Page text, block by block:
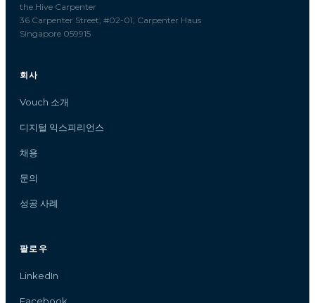
the Hive Carpenter
36 Carpenter Street, #02-01, Carpenter Haus
Singapore 059915
회사
Vouch 소개
디지털 익스피리언스
채용
문의
성공 사례
팔로우
LinkedIn
Facebook